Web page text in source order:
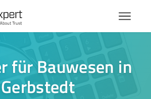
für Bauwesen in
Gerbstedt